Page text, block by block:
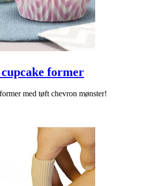
former
med tøft chevron mønster!